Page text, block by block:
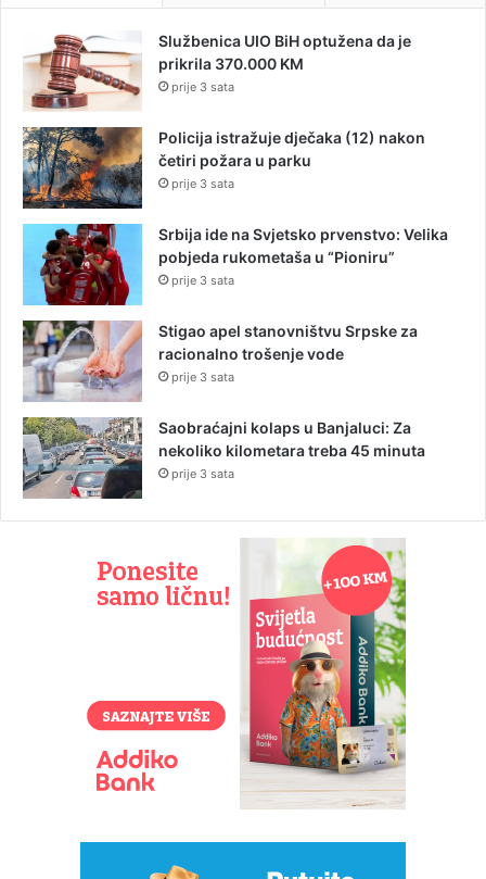
Službenica UIO BiH optužena da je
prikrila 370.000 KM
prije 3 sata
Policija istražuje dječaka (12) nakon
četiri požara u parku
prije 3 sata
Srbija ide na Svjetsko prvenstvo: Velika
pobjeda rukometaša u “Pioniru”
prije 3 sata
Stigao apel stanovništvu Srpske za
racionalno trošenje vode
prije 3 sata
Saobraćajni kolaps u Banjaluci: Za
nekoliko kilometara treba 45 minuta
prije 3 sata